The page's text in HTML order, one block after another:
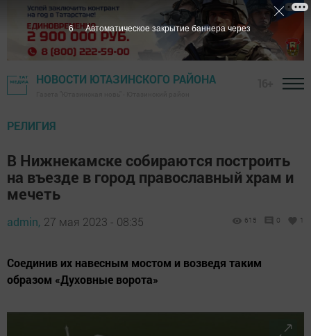
НОВОСТИ ЮТАЗИНСКОГО РАЙОНА
РЕЛИГИЯ
В Нижнекамске собираются построить
на въезде в город православный храм и
мечеть
admin, 27 мая 2023 - 08:35 615 0 1
Соединив их навесным мостом и возведя таким
образом «Духовные ворота»
5 Автоматическое закрытие баннера через